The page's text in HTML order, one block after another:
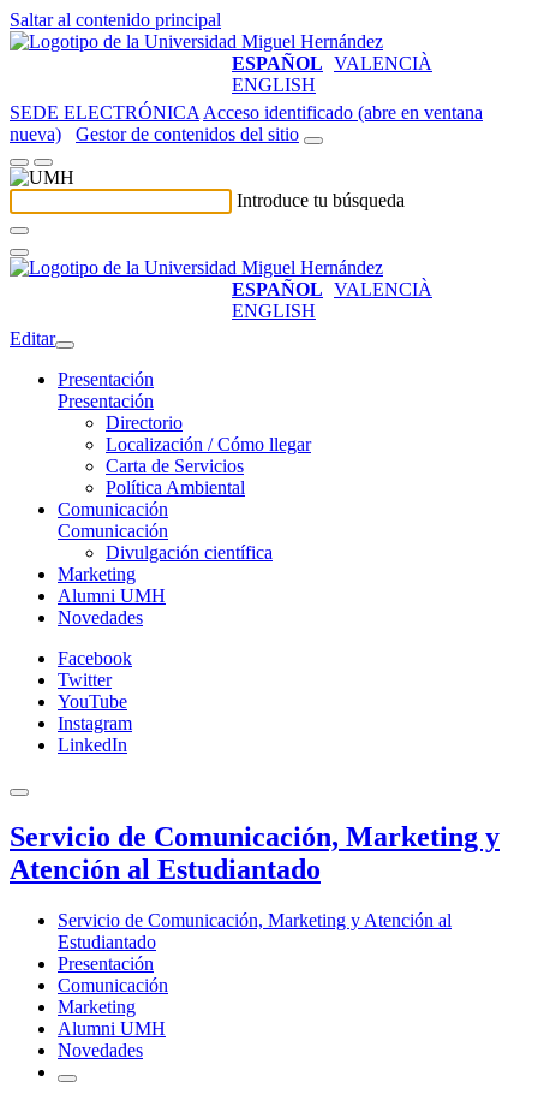
Saltar al contenido principal
ESPAÑOL VALENCIÀ
ENGLISH
SEDE ELECTRÓNICA Acceso identificado (abre en ventana
nueva)
Gestor de contenidos del sitio
Introduce tu búsqueda
ESPAÑOL VALENCIÀ
ENGLISH
Editar
Presentación
Presentación
Directorio
Localización / Cómo llegar
Carta de Servicios
Política Ambiental
Comunicación
Comunicación
Divulgación científica
Marketing
Alumni UMH
Novedades
Facebook
Twitter
YouTube
Instagram
LinkedIn
Servicio de Comunicación, Marketing y
Atención al Estudiantado
Servicio de Comunicación, Marketing y Atención al
Estudiantado
Presentación
Comunicación
Marketing
Alumni UMH
Novedades